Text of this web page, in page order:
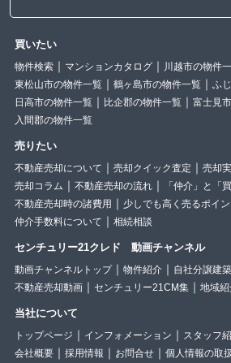
買いたい
物件検索 マンションカタログ 川越市の物件
東松山市の物件一覧
鶴ヶ島市の物件一覧
ふ
日高市の物件一覧
比企郡の物件一覧
富士見
入間郡の物件一覧
売りたい
不動産売却について 売却クイック査定 売却
売却コラム
不動産売却の流れ
「仲介」と「
不動産売却時の諸費用
少しでも高く売るポイン
仲介手数料について
相続相談
センチュリー21クレド 動画チャンネル
動画チャンネルトップ 物件紹介 自社分譲建
不動産売却動画
センチュリー21CM集 地域
当社について
トップページ インフォメーション スタッフ
会社概要
採用情報 お問合せ 個人情報の取